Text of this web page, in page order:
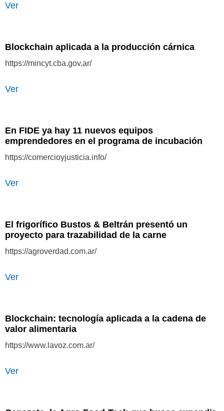
Ver
Blockchain aplicada a la producción cárnica
https://mincyt.cba.gov.ar/
Ver
En FIDE ya hay 11 nuevos equipos
emprendedores en el programa de incubación
https://comercioyjusticia.info/
Ver
El frigorífico Bustos & Beltrán presentó un
proyecto para trazabilidad de la carne
https://agroverdad.com.ar/
Ver
Blockchain: tecnología aplicada a la cadena de
valor alimentaria
https://www.lavoz.com.ar/
Ver